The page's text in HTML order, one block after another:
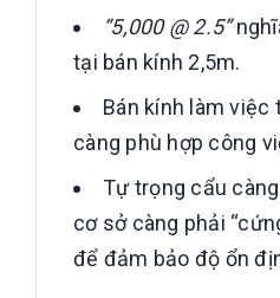
“5,000 @ 2.5”
tại bán kính 2,5m.
Bán kính làm việc
càng phù hợp công
Tự trọng cẩu
cơ sở càng phải
để đảm bảo độ ổn